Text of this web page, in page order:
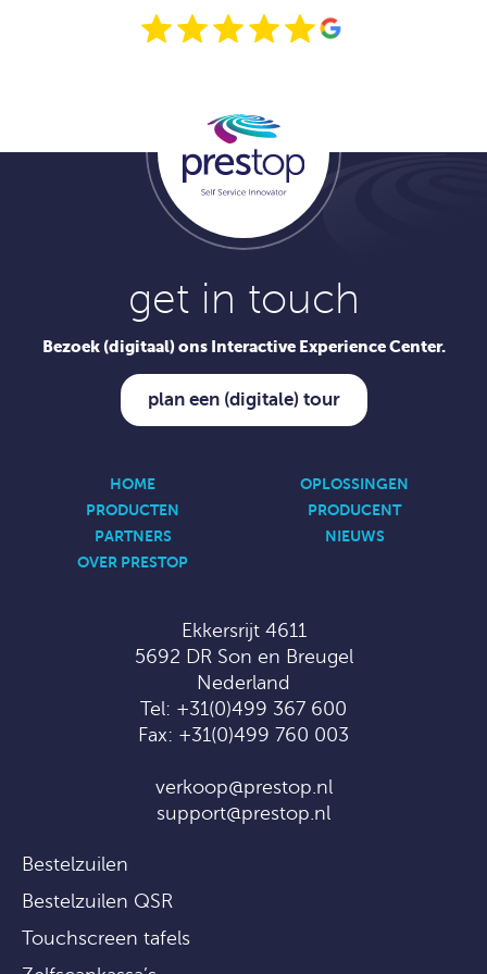
get in touch
Bezoek (digitaal) ons Interactive Experience Center.
plan een (digitale) tour
HOME
OPLOSSINGEN
PRODUCTEN
PRODUCENT
PARTNERS
NIEUWS
OVER PRESTOP
Ekkersrijt 4611
5692 DR Son en Breugel
Nederland
Tel: +31(0)499 367 600
Fax: +31(0)499 760 003
verkoop@prestop.nl
support@prestop.nl
Bestelzuilen
Bestelzuilen QSR
Touchscreen tafels